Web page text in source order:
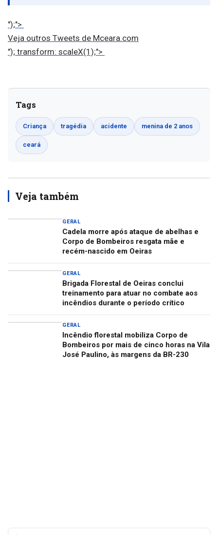
");">
Veja outros Tweets de Mceara.com
"); transform: scaleX(1);">
Tags
Criança tragédia acidente menina de 2 anos
ceará
Veja também
GERAL
Cadela morre após ataque de abelhas e
Corpo de Bombeiros resgata mãe e
recém-nascido em Oeiras
GERAL
Brigada Florestal de Oeiras conclui
treinamento para atuar no combate aos
incêndios durante o período crítico
GERAL
Incêndio florestal mobiliza Corpo de
Bombeiros por mais de cinco horas na Vila
José Paulino, às margens da BR-230